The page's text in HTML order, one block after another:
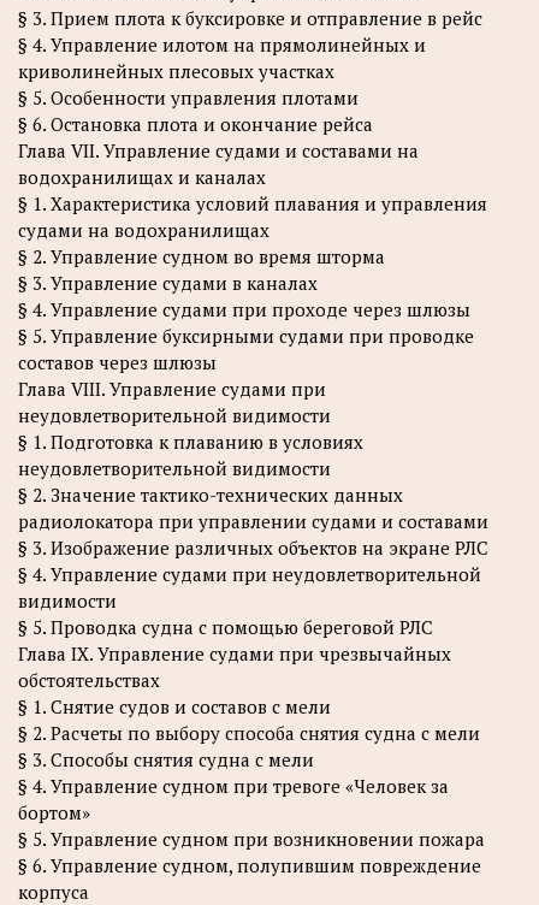
§ 3. Прием плота к буксировке и отправление в рейс
§ 4. Управление илотом на прямолинейных и
криволинейных плесовых участках
§ 5. Особенности управления плотами
§ 6. Остановка плота и окончание рейса
Глава VII. Управление судами и составами на
водохранилищах и каналах
§ 1. Характеристика условий плавания и управления
судами на водохранилищах
§ 2. Управление судном во время шторма
§ 3. Управление судами в каналах
§ 4. Управление судами при проходе через шлюзы
§ 5. Управление буксирными судами при проводке
составов через шлюзы
Глава VIII. Управление судами при
неудовлетворительной видимости
§ 1. Подготовка к плаванию в условиях
неудовлетворительной видимости
§ 2. Значение тактико-технических данных
радиолокатора при управлении судами и составами
§ 3. Изображение различных объектов на экране РЛС
§ 4. Управление судами при неудовлетворительной
видимости
§ 5. Проводка судна с помощью береговой РЛС
Глава IX. Управление судами при чрезвычайных
обстоятельствах
§ 1. Снятие судов и составов с мели
§ 2. Расчеты по выбору способа снятия судна с мели
§ 3. Способы снятия судна с мели
§ 4. Управление судном при тревоге «Человек за
бортом»
§ 5. Управление судном при возникновении пожара
§ 6. Управление судном, полупившим повреждение
корпуса